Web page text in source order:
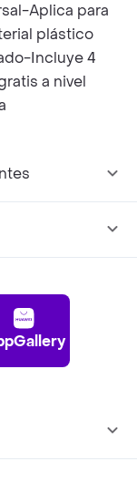
Aplica para
plástico
Incluye 4
a nivel